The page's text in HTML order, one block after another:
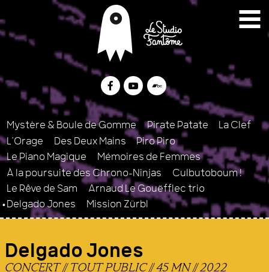
Contenu Plan du site
Le Studio Fantôme Collectif d’artistes
Bandcamp
Mystère & Boule de Gomme Pirate Patate
La Clef
L’Orage
Des Deux Mains
Piro Piro
Le Piano Magique
Mémoires de Femmes
À la poursuite des Chrono-Ninjas
Culbutoboum !
Le Rêve de Sam
Arnaud Le Gouëfflec trio
Delgado Jones
Mission Zürbl
Delgado Jones
CONCERT // TOUT PUBLIC // 45 MN // 2022